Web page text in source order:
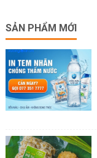
SẢN PHẨM MỚI